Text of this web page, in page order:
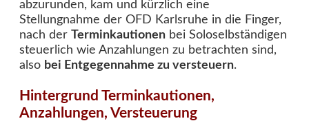
abzurunden, kam und kürzlich eine
Stellungnahme der OFD Karlsruhe in die Finger,
nach der Terminkautionen bei Soloselbständigen
steuerlich wie Anzahlungen zu betrachten sind,
also bei Entgegennahme zu versteuern.
Hintergrund Terminkautionen,
Anzahlungen, Versteuerung